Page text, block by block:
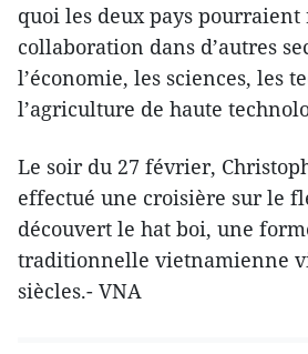
quoi les deux pays
collaboration dans d’autres
l’économie, les sciences, les
l’agriculture de haute
Le soir du 27 février,
effectué une croisière sur le
découvert le hat boi, une
traditionnelle vietnamienne
siècles.- VNA